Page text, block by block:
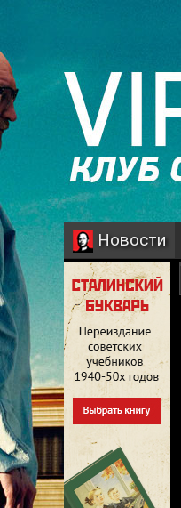
Новости